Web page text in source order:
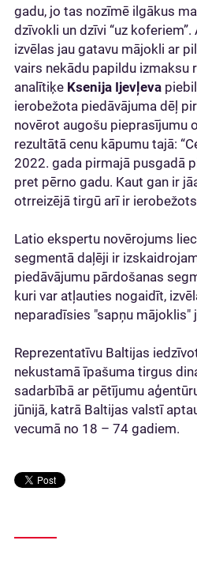
gadu, jo tas nozīmē ilgākus
dzīvokli un dzīvi “uz
izvēlas jau gatavu mājokli ar
vairs nekādu papildu izmaksu
analītiķe Ksenija Ijevļeva
ierobežota piedāvājuma dēļ
novērot augošu pieprasījumu
rezultātā cenu kāpumu tajā:
2022. gada pirmajā pusgadā
pret pērno gadu. Kaut gan ir
otrreizējā tirgū arī ir
Latio ekspertu novērojums
segmentā daļēji ir
piedāvājumu pārdošanas
kuri var atļauties nogaidīt,
neparadīsies "sapņu mājoklis"
Reprezentatīvu Baltijas
nekustamā īpašuma tirgus
sadarbībā ar pētījumu
jūnijā, katrā Baltijas valstī
vecumā no 18 – 74 gadiem.